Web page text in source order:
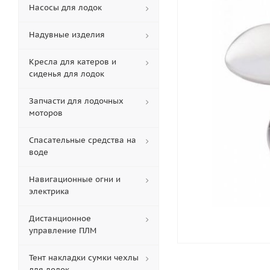
Насосы для лодок
Надувные изделия
Кресла для катеров и
сиденья для лодок
Запчасти для лодочных
моторов
Спасательные средства на
воде
Навигационные огни и
электрика
Дистанционное
управление ПЛМ
Тент накладки сумки чехлы